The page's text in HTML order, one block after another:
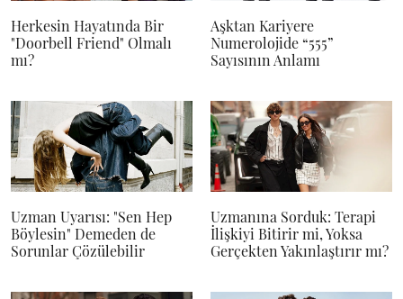
Herkesin Hayatında Bir
"Doorbell Friend" Olmalı
mı?
Aşktan Kariyere
Numerolojide “555”
Sayısının Anlamı
Uzman Uyarısı: "Sen Hep
Böylesin" Demeden de
Sorunlar Çözülebilir
Uzmanına Sorduk: Terapi
İlişkiyi Bitirir mi, Yoksa
Gerçekten Yakınlaştırır mı?